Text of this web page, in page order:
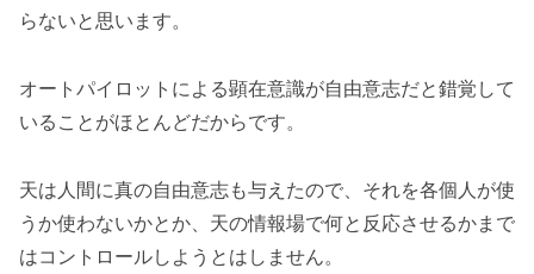
らないと思います。
オートパイロットによる顕在意識が自由意志だと錯覚して
いることがほとんどだからです。
天は人間に真の自由意志も与えたので、それを各個人が使
うか使わないかとか、天の情報場で何と反応させるかまで
はコントロールしようとはしません。